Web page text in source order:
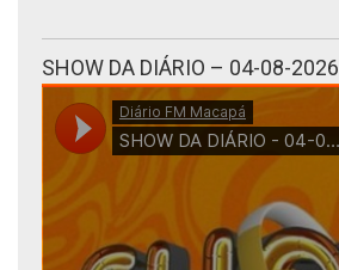
SHOW DA DIÁRIO – 04-08-2026